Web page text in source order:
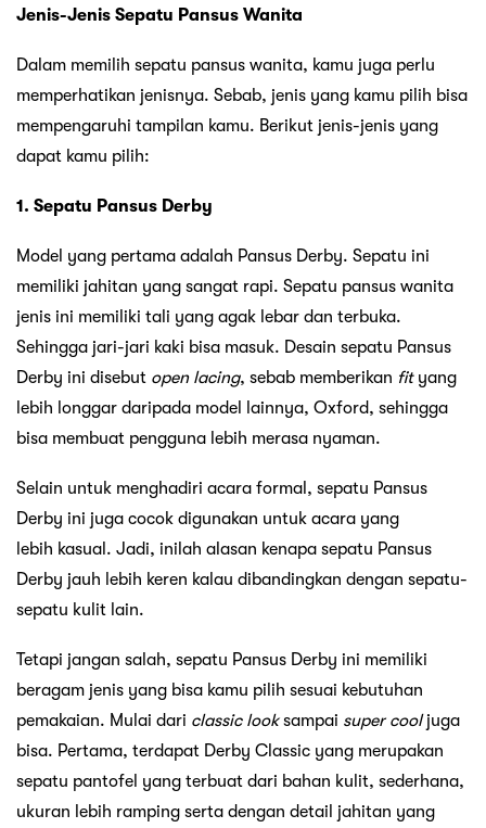
Jenis-Jenis Sepatu Pansus Wanita
Dalam memilih sepatu pansus wanita, kamu juga perlu
memperhatikan jenisnya. Sebab, jenis yang kamu pilih bisa
mempengaruhi tampilan kamu. Berikut jenis-jenis yang
dapat kamu pilih:
1. Sepatu Pansus Derby
Model yang pertama adalah Pansus Derby. Sepatu ini
memiliki jahitan yang sangat rapi. Sepatu pansus wanita
jenis ini memiliki tali yang agak lebar dan terbuka.
Sehingga jari-jari kaki bisa masuk. Desain sepatu Pansus
Derby ini disebut open lacing, sebab memberikan fityang
lebih longgar daripada model lainnya, Oxford, sehingga
bisa membuat pengguna lebih merasa nyaman.
Selain untuk menghadiri acara formal, sepatu Pansus
Derby ini juga cocok digunakan untuk acara yang
lebih kasual. Jadi, inilah alasan kenapa sepatu Pansus
Derby jauh lebih keren kalau dibandingkan dengan sepatu-
sepatu kulit lain.
Tetapi jangan salah, sepatu Pansus Derby ini memiliki
beragam jenis yang bisa kamu pilih sesuai kebutuhan
pemakaian. Mulai dari classic looksampai super cooljuga
bisa. Pertama, terdapat Derby Classic yang merupakan
sepatu pantofel yang terbuat dari bahan kulit, sederhana,
ukuran lebih ramping serta dengan detail jahitan yang